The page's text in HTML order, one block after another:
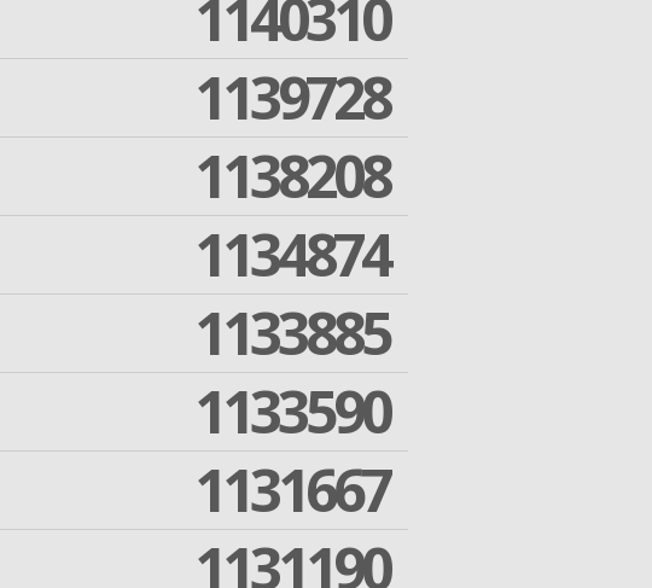
1140310
1139728
1138208
1134874
1133885
1133590
1131667
1131190